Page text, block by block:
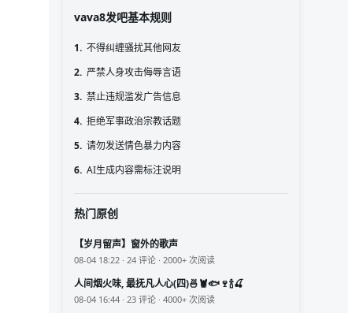
vava8发吧基本规则
1. 不得纠缠骚扰其他网友
2. 严禁人身攻击侮辱言语
3. 禁止违规滥发广告信息
4. 拒绝军事政治宗教话题
5. 请勿发送情色暴力内容
6. AI生成内容需标注说明
热门原创
【岁月留声】窗外的歌声
08-04 18:22 · 24 评论 · 2000+ 次阅读
人间烟火味, 最抚凡人心(四)🍜🦞🐟🍷🍾🍒
08-04 16:44 · 23 评论 · 4000+ 次阅读